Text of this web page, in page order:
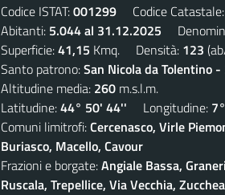
Codice ISTAT:001299 Codice Catastale:
Abitanti: 5.044 al 31.12.2025
Superficie:41,15 Kmq. Densità: 123
Santo patrono:San Nicola da Tolentino
Altitudine media: 260 m.s.l.m.
Latitudine:44° 50' 44'' Longitudine:
Comuni limitrofi:Cercenasco, Virle
Buriasco, Macello, Cavour
Frazioni e borgate:Angiale Bassa,
Ruscala, Trepellice, Via Vecchia, Zucchea